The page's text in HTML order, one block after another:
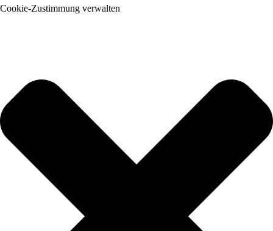
Cookie-Zustimmung verwalten